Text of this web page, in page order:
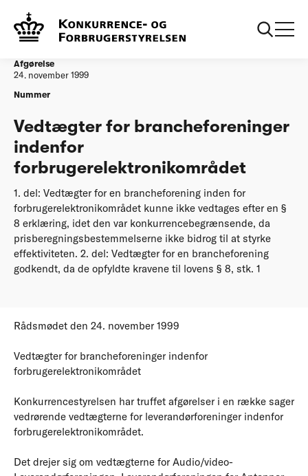
Afgørelser
forbrugerelektronikomraadet
Afgørelse
24. november 1999
Nummer
Vedtægter for brancheforeninger
indenfor
forbrugerelektronikområdet
1. del: Vedtægter for en brancheforening inden for
forbrugerelektronikområdet kunne ikke vedtages efter en §
8 erklæring, idet den var konkurrencebegrænsende, da
prisberegningsbestemmelserne ikke bidrog til at styrke
effektiviteten. 2. del: Vedtægter for en brancheforening
godkendt, da de opfyldte kravene til lovens § 8, stk. 1
Rådsmødet den 24. november 1999
Vedtægter for brancheforeninger indenfor
forbrugerelektronikområdet
Konkurrencestyrelsen har truffet afgørelser i en række sager
vedrørende vedtægterne for leverandørforeninger indenfor
forbrugerelektronikområdet.
Det drejer sig om vedtægterne for Audio/video-